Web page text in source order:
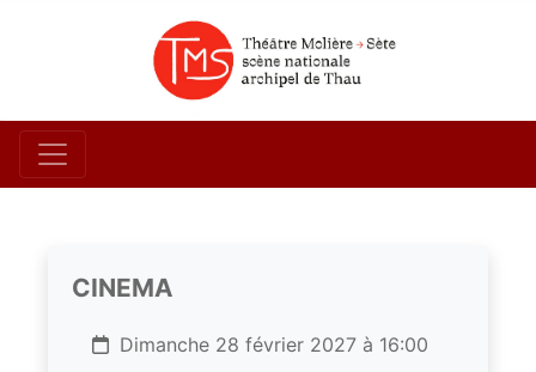
CINEMA
Dimanche 28 février 2027 à 16:00